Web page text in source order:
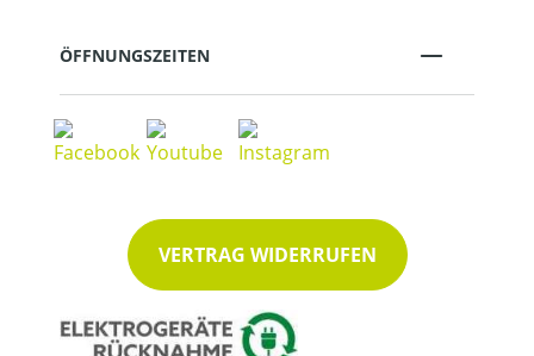
ÖFFNUNGSZEITEN
VERTRAG WIDERRUFEN